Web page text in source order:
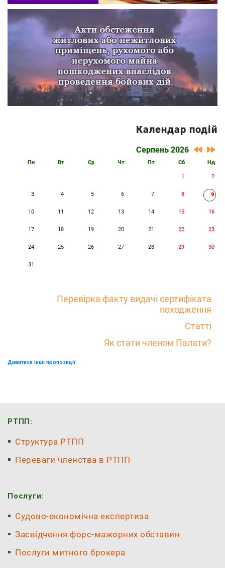
Календар подій
Серпень 2026
Пн Вт Ср Чт Пт Сб Нд
1 2
3 4 5 6 7 8 9
10 11 12 13 14 15 16
17 18 19 20 21 22 23
24 25 26 27 28 29 30
31
Перевірка факту видачі сертифіката
походження
Статті
Як стати членом Палати?
Дивитися інші пропозиції
РТПП:
Структура РТПП
Переваги членства в РТПП
Послуги:
Судово-економічна експертиза
Засвідчення форс-мажорних обставин
Послуги митного брокера